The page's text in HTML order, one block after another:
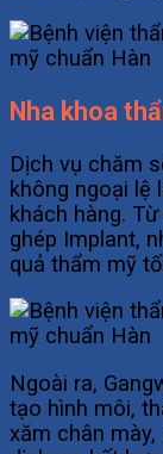
Nha khoa
Dịch vụ chăm
không ngoại lệ
khách hàng.
ghép Implant,
quả thẩm mỹ
Ngoài ra,
tạo hình môi,
xăm chân